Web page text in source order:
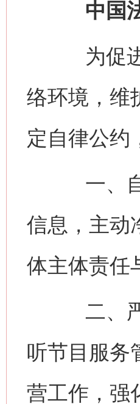
中国法
为促进
络环境，维
定自律公约
一、自
信息，主动
体主体责任
二、严
听节目服务
营工作，强